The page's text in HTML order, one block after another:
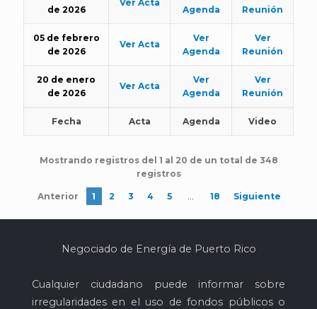
de 2026
Ver Acta
Agenda
Reunión
05 de febrero
de 2026
Ver Acta
Ver
Agenda
Ver
Reunión
20 de enero
de 2026
Ver Acta
Ver
Agenda
Ver
Reunión
Fecha Acta Agenda Video
Mostrando registros del 1 al 20 de un total de 348
registros
Anterior 1 2 3 4 5 18 Siguiente
Negociado de Energía de Puerto Rico
Cualquier ciudadano puede informar sobre
irregularidades en el uso de fondos públicos o